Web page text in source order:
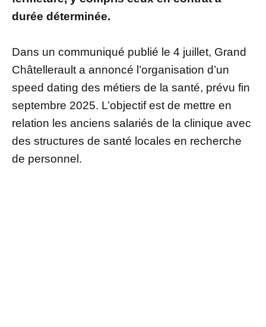
durée déterminée.
Dans un communiqué publié le 4 juillet, Grand
Châtellerault a annoncé l’organisation d’un
speed dating des métiers de la santé, prévu fin
septembre 2025. L’objectif est de mettre en
relation les anciens salariés de la clinique avec
des structures de santé locales en recherche
de personnel.